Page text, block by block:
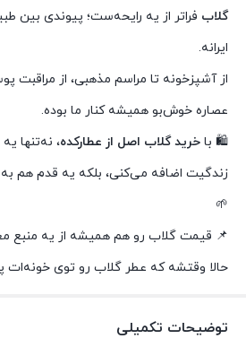
گلاب فراتر از یه رایحه‌ست؛ پیوندی بین
ایرانه.
از آشپزخونه تا مراسم مذهبی، از مراقبت
عصاره خوش‌بو همیشه کنار ما بوده.
🛍️ با خرید گلاب اصل از عطارکده، نه‌تنها
زندگیت اضافه می‌کنی، بلکه یه قدم هم
🌱
📌 قیمت گلاب رو هم همیشه از یه منبع
حالا وقتشه که عطر گلاب رو توی
توضیحات تکمیلی